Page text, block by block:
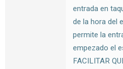
entrada en
de la hora del
permite la
empezado el
FACILITAR